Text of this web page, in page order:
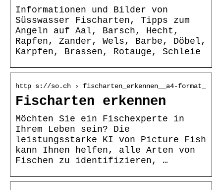
Informationen und Bilder von
Süsswasser Fischarten, Tipps zum
Angeln auf Aal, Barsch, Hecht,
Rapfen, Zander, Wels, Barbe, Döbel,
Karpfen, Brassen, Rotauge, Schleie
http s://so.ch › fischarten_erkennen__a4-format_
Fischarten erkennen
Möchten Sie ein Fischexperte in
Ihrem Leben sein? Die
leistungsstarke KI von Picture Fish
kann Ihnen helfen, alle Arten von
Fischen zu identifizieren, …